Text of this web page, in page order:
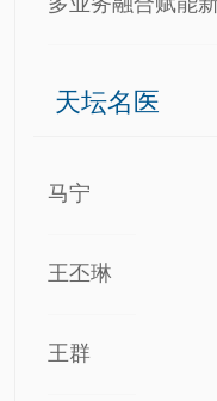
天坛名医
马宁
王丕琳
王群